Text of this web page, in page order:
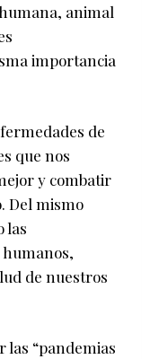
animal
importancia
de
que nos
y combatir
Del mismo
las
humanos,
de nuestros
las “pandemias